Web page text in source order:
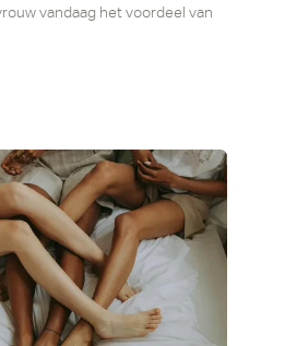
vandaag het voordeel van